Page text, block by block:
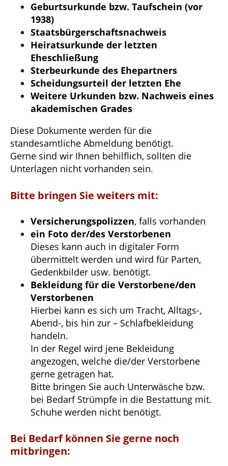
Geburtsurkunde bzw. Taufschein (vor
1938)
Staatsbürgerschaftsnachweis
Heiratsurkunde der letzten
Eheschließung
Sterbeurkunde des Ehepartners
Scheidungsurteil der letzten Ehe
Weitere Urkunden bzw. Nachweis eines
akademischen Grades
Diese Dokumente werden für die
standesamtliche Abmeldung benötigt.
Gerne sind wir Ihnen behilflich, sollten die
Unterlagen nicht vorhanden sein.
Bitte bringen Sie weiters mit:
Versicherungspolizzen, falls vorhanden
ein Foto der/des Verstorbenen
Dieses kann auch in digitaler Form
übermittelt werden und wird für Parten,
Gedenkbilder usw. benötigt.
Bekleidung für die Verstorbene/den
Verstorbenen
Hierbei kann es sich um Tracht, Alltags-,
Abend-, bis hin zur – Schlafbekleidung
handeln.
In der Regel wird jene Bekleidung
angezogen, welche die/der Verstorbene
gerne getragen hat.
Bitte bringen Sie auch Unterwäsche bzw.
bei Bedarf Strümpfe in die Bestattung mit.
Schuhe werden nicht benötigt.
Bei Bedarf können Sie gerne noch
mitbringen: